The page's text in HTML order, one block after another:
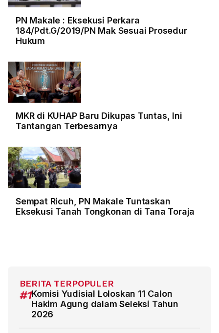
PN Makale : Eksekusi Perkara
184/Pdt.G/2019/PN Mak Sesuai Prosedur
Hukum
MKR di KUHAP Baru Dikupas Tuntas, Ini
Tantangan Terbesarnya
Sempat Ricuh, PN Makale Tuntaskan
Eksekusi Tanah Tongkonan di Tana Toraja
BERITA TERPOPULER
#1Komisi Yudisial Loloskan 11 Calon
Hakim Agung dalam Seleksi Tahun
2026